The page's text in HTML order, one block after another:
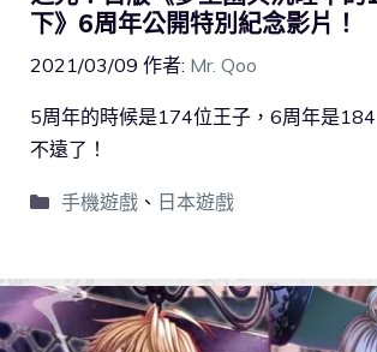
下》6周年公開特別紀念影片！
2021/03/09 作者: Mr. Qoo
5周年的時候是174位王子，6周年是184
不遠了！
手機遊戲、 日本遊戲